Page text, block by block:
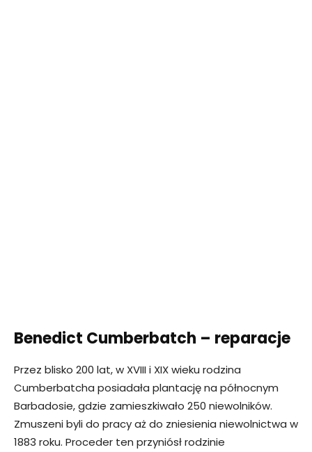
Benedict Cumberbatch – reparacje
Przez blisko 200 lat, w XVIII i XIX wieku rodzina
Cumberbatcha posiadała plantację na północnym
Barbadosie, gdzie zamieszkiwało 250 niewolników.
Zmuszeni byli do pracy aż do zniesienia niewolnictwa w
1883 roku. Proceder ten przyniósł rodzinie